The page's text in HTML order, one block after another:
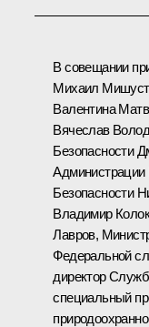
В совещании
Михаил
Валентина
Вячеслав
Безопасности
Безопасности
Владимир
Лавров,
Федеральной
директор
специальный